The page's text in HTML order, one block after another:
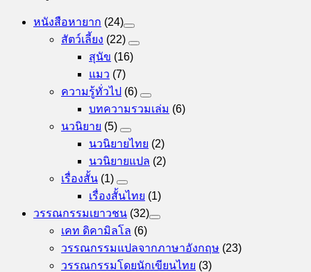
หนังสือหายาก (24)
สัตว์เลี้ยง (22)
สุนัข (16)
แมว (7)
ความรู้ทั่วไป (6)
บทความรวมเล่ม (6)
นวนิยาย (5)
นวนิยายไทย (2)
นวนิยายแปล (2)
เรื่องสั้น (1)
เรื่องสั้นไทย (1)
วรรณกรรมเยาวชน (32)
เคท ดิคามิลโล (6)
วรรณกรรมแปลจากภาษาอังกฤษ (23)
วรรณกรรมโดยนักเขียนไทย (3)